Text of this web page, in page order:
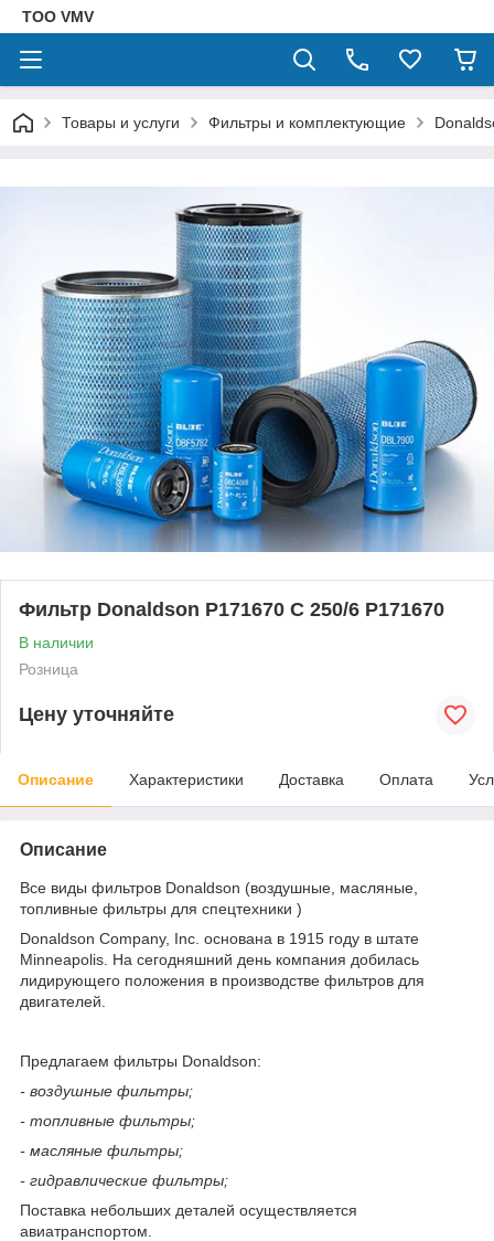
ТОО VMV
Товары и услуги Фильтры и комплектующие
Фильтр Donaldson P171670 C 250/6 P171670
В наличии
Розница
Цену уточняйте
Описание Характеристики Доставка Оплата
Описание
Все виды фильтров Donaldson (воздушные, масляные,
топливные фильтры для спецтехники )
Donaldson Company, Inc. основана в 1915 году в штате
Minneapolis. На сегодняшний день компания добилась
лидирующего положения в производстве фильтров для
двигателей.
Предлагаем фильтры Donaldson:
- воздушные фильтры;
- топливные фильтры;
- масляные фильтры;
- гидравлические фильтры;
Поставка небольших деталей осуществляется
авиатранспортом.